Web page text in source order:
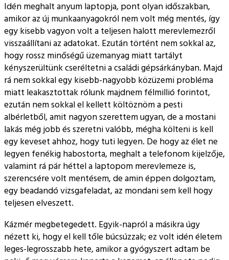
Idén meghalt anyum laptopja, pont olyan időszakban,
amikor az új munkaanyagokról nem volt még mentés, így
egy kisebb vagyon volt a teljesen halott merevlemezről
visszaállítani az adatokat. Ezután történt nem sokkal az,
hogy rossz minőségű üzemanyag miatt tartályt
kényszerültünk cseréltetni a családi gépsárkányban. Majd
rá nem sokkal egy kisebb-nagyobb közüzemi probléma
miatt leakasztottak rólunk majdnem félmillió forintot,
ezután nem sokkal el kellett költöznöm a pesti
albérletből, amit nagyon szerettem ugyan, de a mostani
lakás még jobb és szeretni valóbb, mégha költeni is kell
egy keveset ahhoz, hogy tuti legyen. De hogy az élet ne
legyen fenékig habostorta, meghalt a telefonom kijelzője,
valamint rá pár héttel a laptopom merevlemeze is,
szerencsére volt mentésem, de amin éppen dolgoztam,
egy beadandó vizsgafeladat, az mondani sem kell hogy
teljesen elveszett.
Kázmér megbetegedett. Egyik-napról a másikra úgy
nézett ki, hogy el kell tőle búcsúzzak; ez volt idén életem
leges-legrosszabb hete, amikor a gyógyszert adtam be